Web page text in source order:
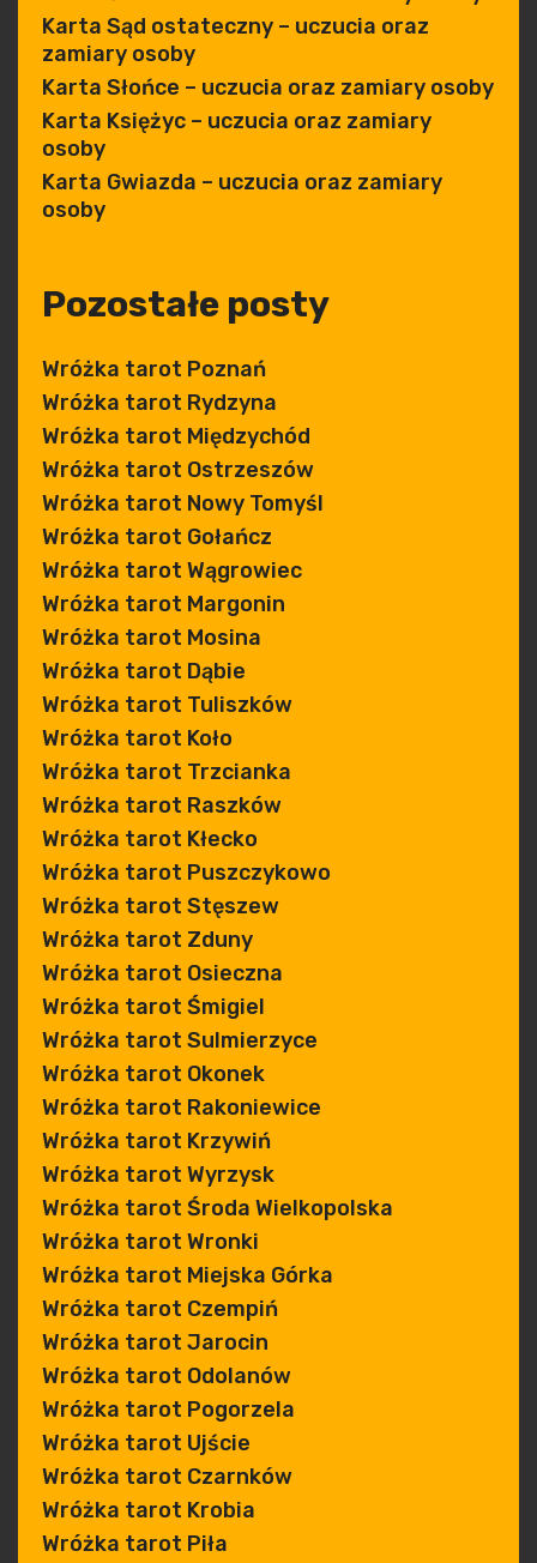
Karta Sąd ostateczny – uczucia oraz
zamiary osoby
Karta Słońce – uczucia oraz zamiary osoby
Karta Księżyc – uczucia oraz zamiary
osoby
Karta Gwiazda – uczucia oraz zamiary
osoby
Pozostałe posty
Wróżka tarot Poznań
Wróżka tarot Rydzyna
Wróżka tarot Międzychód
Wróżka tarot Ostrzeszów
Wróżka tarot Nowy Tomyśl
Wróżka tarot Gołańcz
Wróżka tarot Wągrowiec
Wróżka tarot Margonin
Wróżka tarot Mosina
Wróżka tarot Dąbie
Wróżka tarot Tuliszków
Wróżka tarot Koło
Wróżka tarot Trzcianka
Wróżka tarot Raszków
Wróżka tarot Kłecko
Wróżka tarot Puszczykowo
Wróżka tarot Stęszew
Wróżka tarot Zduny
Wróżka tarot Osieczna
Wróżka tarot Śmigiel
Wróżka tarot Sulmierzyce
Wróżka tarot Okonek
Wróżka tarot Rakoniewice
Wróżka tarot Krzywiń
Wróżka tarot Wyrzysk
Wróżka tarot Środa Wielkopolska
Wróżka tarot Wronki
Wróżka tarot Miejska Górka
Wróżka tarot Czempiń
Wróżka tarot Jarocin
Wróżka tarot Odolanów
Wróżka tarot Pogorzela
Wróżka tarot Ujście
Wróżka tarot Czarnków
Wróżka tarot Krobia
Wróżka tarot Piła